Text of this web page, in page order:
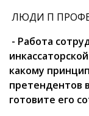
ЛЮДИ П
- Работа
какому
претендентов
готовите его